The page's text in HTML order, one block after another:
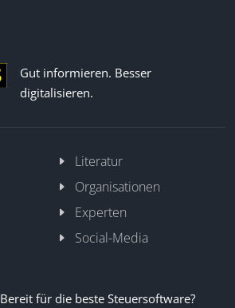
Gut informieren. Besser
digitalisieren.
Literatur
Organisationen
Experten
Social-Media
Bereit für die beste Steuersoftware?